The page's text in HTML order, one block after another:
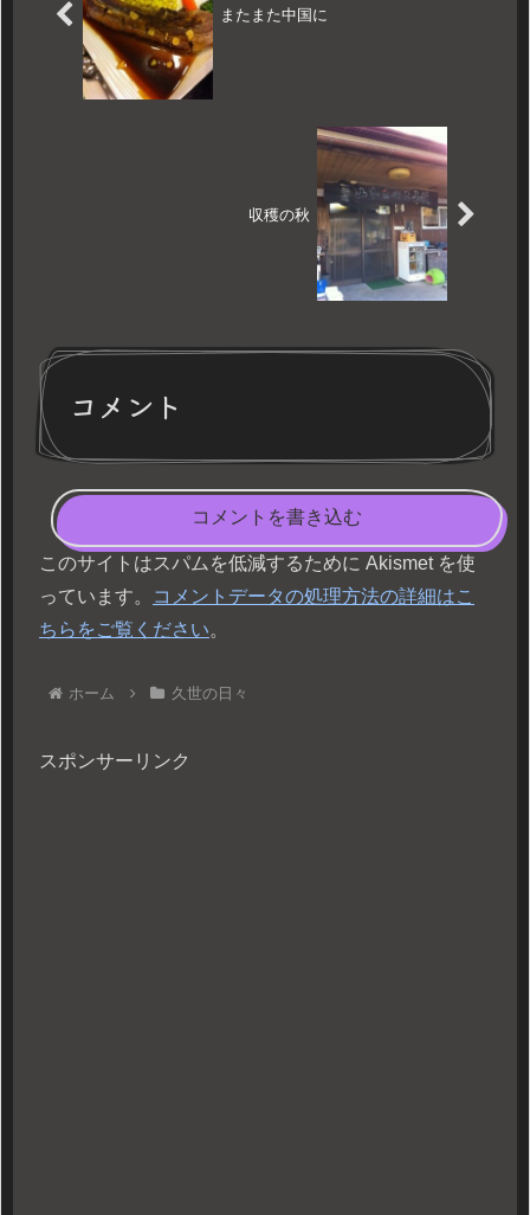
またまた中国に
収穫の秋
コメント
コメントを書き込む
このサイトはスパムを低減するために Akismet を使
っています。
コメントデータの処理方法の詳細はこ
ちらをご覧ください。
ホーム 久世の日々
スポンサーリンク